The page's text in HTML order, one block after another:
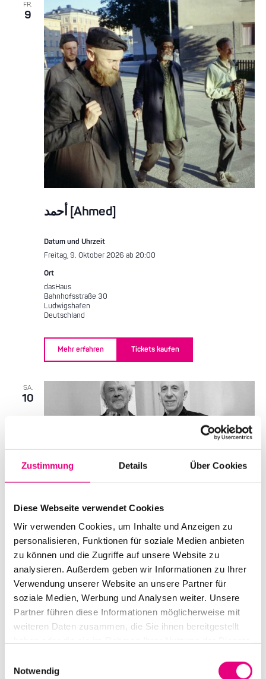
Zustimmung Details Über Cookies
Diese Webseite verwendet Cookies
Wir verwenden Cookies, um Inhalte und Anzeigen zu
personalisieren, Funktionen für soziale Medien anbieten
zu können und die Zugriffe auf unsere Website zu
analysieren. Außerdem geben wir Informationen zu Ihrer
Verwendung unserer Website an unsere Partner für
soziale Medien, Werbung und Analysen weiter. Unsere
Partner führen diese Informationen möglicherweise mit
weiteren Daten zusammen, die Sie ihnen bereitgestellt
Notwendig
FR.
9
أحمد [Ahmed]
Datum und Uhrzeit
Freitag, 9. Oktober 2026 ab 20:00
Ort
dasHaus
Bahnhofsstraße 30
Ludwigshafen
Deutschland
Mehr erfahren Tickets kaufen
SA.
10
Claus Boesser-Ferrari & Elliott Sharp
mit Rudij Bergmann
Datum und Uhrzeit
Ort